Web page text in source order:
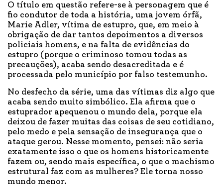
O título em questão refere-se à personagem que é
fio condutor de toda a história, uma jovem órfã,
Marie Adler, vítima de estupro, que, em meio à
obrigação de dar tantos depoimentos a diversos
policiais homens, e na falta de evidências do
estupro (porque o criminoso tomou todas as
precauções), acaba sendo desacreditada e é
processada pelo município por falso testemunho.
No desfecho da série, uma das vítimas diz algo que
acaba sendo muito simbólico. Ela afirma que o
estuprador apequenou o mundo dela, porque ela
deixou de fazer muitas das coisas de seu cotidiano,
pelo medo e pela sensação de insegurança que o
ataque gerou. Nesse momento, pensei: não seria
exatamente isso o que os homens historicamente
fazem ou, sendo mais específica, o que o machismo
estrutural faz com as mulheres? Ele torna nosso
mundo menor.